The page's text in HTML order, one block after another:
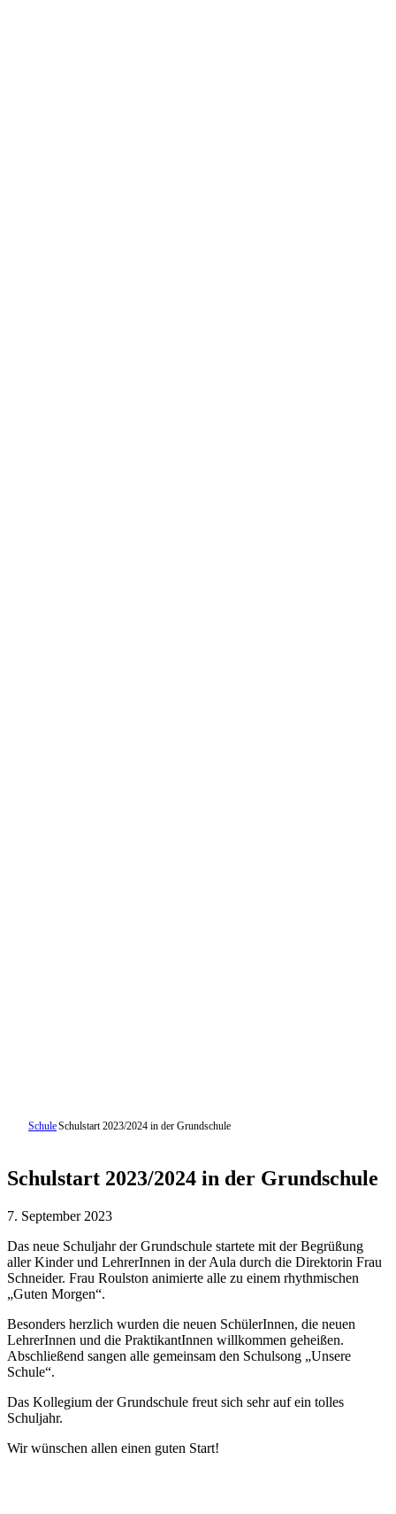
SchuleSchulstart 2023/2024 in der Grundschule
Schulstart 2023/2024 in der Grundschule
7. September 2023
Das neue Schuljahr der Grundschule startete mit der Begrüßung
aller Kinder und LehrerInnen in der Aula durch die Direktorin Frau
Schneider. Frau Roulston animierte alle zu einem rhythmischen
„Guten Morgen“.
Besonders herzlich wurden die neuen SchülerInnen, die neuen
LehrerInnen und die PraktikantInnen willkommen geheißen.
Abschließend sangen alle gemeinsam den Schulsong „Unsere
Schule“.
Das Kollegium der Grundschule freut sich sehr auf ein tolles
Schuljahr.
Wir wünschen allen einen guten Start!